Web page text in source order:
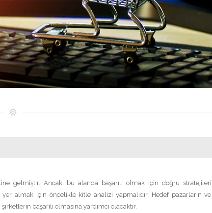
gelmiştir. Ancak, bu alanda başarılı olmak için doğru stratejileri
almak için öncelikle kitle analizi yapmalıdır. Hedef pazarların ve
başarılı olmasına yardımcı olacaktır.